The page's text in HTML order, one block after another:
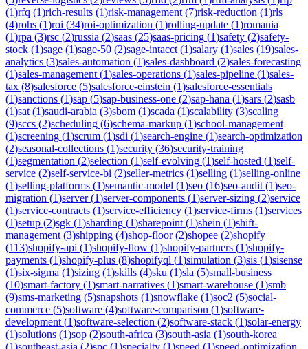
(1)rfq (1)rich-results (1)risk-management (7)risk-reduction (1)rls
(4)rohs (1)roi (34)roi-optimization (1)rolling-update (1)romania
(1)rpa (3)rsc (2)russia (2)saas (25)saas-pricing (1)safety (2)safety-
stock (1)sage (1)sage-50 (2)sage-intacct (1)salary (1)sales (19)sales-
analytics (3)sales-automation (1)sales-dashboard (2)sales-forecasting
(1)sales-management (1)sales-operations (1)sales-pipeline (1)sales-
tax (8)salesforce (5)salesforce-einstein (1)salesforce-essentials
(1)sanctions (1)sap (5)sap-business-one (2)sap-hana (1)sars (2)sasb
(1)sat (1)saudi-arabia (3)sbom (1)scada (1)scalability (3)scaling
(9)sccs (2)scheduling (6)schema-markup (1)school-management
(1)screening (1)scrum (1)sdi (1)search-engine (1)search-optimization
(2)seasonal-collections (1)security (36)security-training
(1)segmentation (2)selection (1)self-evolving (1)self-hosted (1)self-
service (2)self-service-bi (2)seller-metrics (1)selling (1)selling-online
(1)selling-platforms (1)semantic-model (1)seo (16)seo-audit (1)seo-
migration (1)server(1)server-components (1)server-sizing (2)service
(1)service-contracts (1)service-efficiency (1)service-firms (1)services
(1)setup (2)sgk (1)sharding (1)sharepoint (1)shein (1)shift-
management (3)shipping (4)shop-floor(2)shopee (2)shopify
(113)shopify-api (1)shopify-flow (1)shopify-partners (1)shopify-
payments (1)shopify-plus (8)shopifyql (1)simulation (3)sis (1)sisense
(1)six-sigma (1)sizing (1)skills (4)sku (1)sla (5)small-business
(10)smart-factory (1)smart-narratives (1)smart-warehouse (1)smb
(9)sms-marketing (5)snapshots (1)snowflake (1)soc2 (5)social-
commerce (5)software (4)software-comparison (1)software-
development (1)software-selection (2)software-stack (1)solar-energy
(1)solutions (1)sop (2)south-africa (3)south-asia (1)south-korea
(1)southeast-asia (2)spc (1)specialty (1)speed (1)speed-optimization